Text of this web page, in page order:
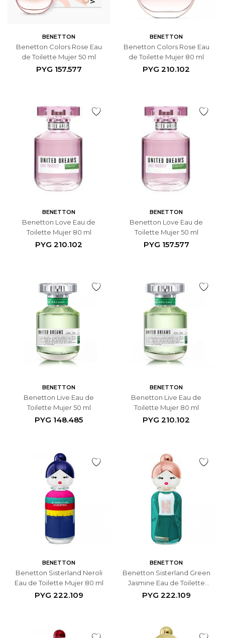
BENETTON
Benetton Colors Rose Eau
de Toilette Mujer 50 ml
PYG 157.577
BENETTON
Benetton Colors Rose Eau
de Toilette Mujer 80 ml
PYG 210.102
BENETTON
Benetton Love Eau de
Toilette Mujer 80 ml
PYG 210.102
BENETTON
Benetton Love Eau de
Toilette Mujer 50 ml
PYG 157.577
BENETTON
Benetton Live Eau de
Toilette Mujer 50 ml
PYG 148.485
BENETTON
Benetton Live Eau de
Toilette Mujer 80 ml
PYG 210.102
BENETTON
Benetton Sisterland Neroli
Eau de Toilette Mujer 80 ml
PYG 222.109
BENETTON
Benetton Sisterland Green
Jasmine Eau de Toilette
Mujer 80 ml
PYG 222.109